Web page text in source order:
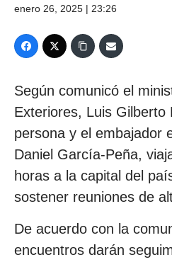
enero 26, 2025 | 23:26
Según comunicó el
Exteriores, Luis Gilberto
persona y el embajador
Daniel García-Peña,
horas a la capital del
sostener reuniones de
De acuerdo con la
encuentros darán